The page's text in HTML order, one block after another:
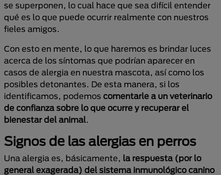
se superponen, lo cual hace que sea difícil entender
qué es lo que puede ocurrir realmente con nuestros
fieles amigos.
Con esto en mente, lo que haremos es brindar luces
acerca de los síntomas que podrían aparecer en
casos de alergia en nuestra mascota, así como los
posibles detonantes. De esta manera, si los
identificamos, podemos comentarle a un veterinario
de confianza sobre lo que ocurre y recuperar el
bienestar del animal.
Signos de las alergias en perros
Una alergia es, básicamente, la respuesta (por lo
general exagerada) del sistema inmunológico canino